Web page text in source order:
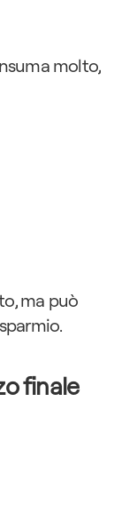
molto,
ma può
finale